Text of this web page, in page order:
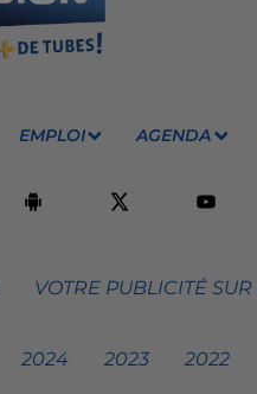
EMPLOI AGENDA
VOTRE PUBLICITÉ
2024 2023 2022